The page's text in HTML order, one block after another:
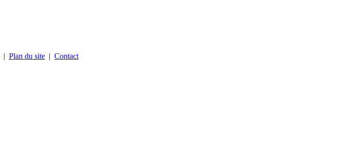
| Plan du site | Contact